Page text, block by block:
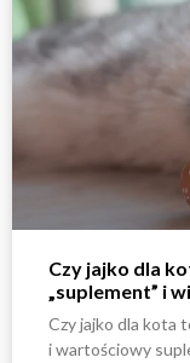
Czy jajko dla
„suplement” i
Czy jajko dla kota
i wartościowy